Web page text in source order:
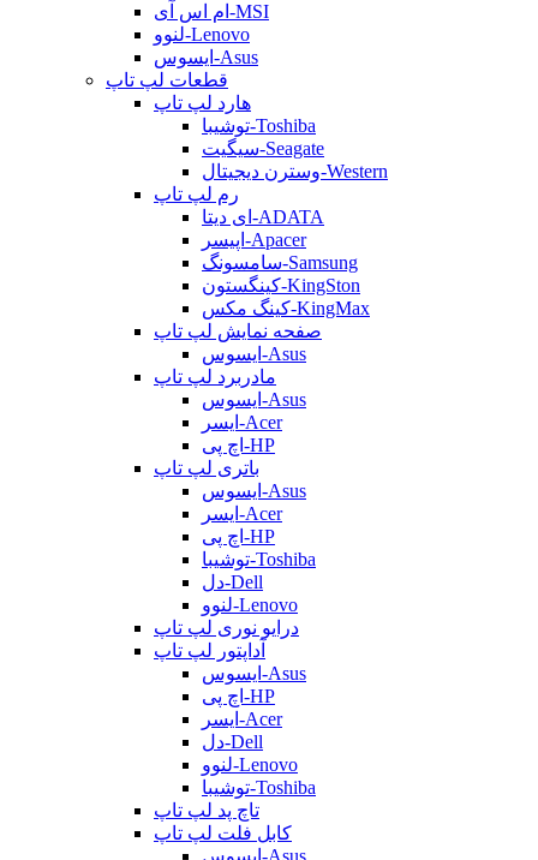
ام اس آی-MSI
لنوو-Lenovo
ایسوس-Asus
قطعات لپ تاپ
هارد لپ تاپ
توشیبا-Toshiba
سیگیت-Seagate
وسترن دیجیتال-Western
رم لپ تاپ
ای دیتا-ADATA
اپیسر-Apacer
سامسونگ-Samsung
کینگستون-KingSton
کینگ مکس-KingMax
صفحه نمایش لپ تاپ
ایسوس-Asus
مادربرد لپ تاپ
ایسوس-Asus
ایسر-Acer
اچ پی-HP
باتری لپ تاپ
ایسوس-Asus
ایسر-Acer
اچ پی-HP
توشیبا-Toshiba
دل-Dell
لنوو-Lenovo
درایو نوری لپ تاپ
آداپتور لپ تاپ
ایسوس-Asus
اچ پی-HP
ایسر-Acer
دل-Dell
لنوو-Lenovo
توشیبا-Toshiba
تاچ پد لپ تاپ
کابل فلت لپ تاپ
ایسوس-Asus